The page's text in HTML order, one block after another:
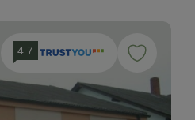
4.7